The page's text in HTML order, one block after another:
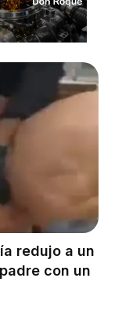
redujo a un
con un